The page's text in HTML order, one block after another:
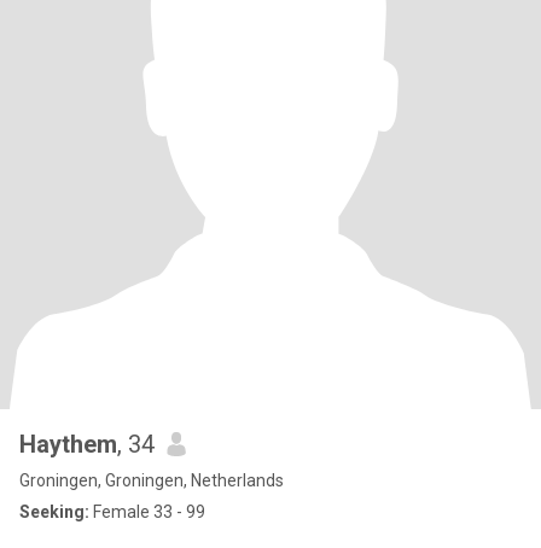
Haythem, 34
Groningen, Groningen, Netherlands
Seeking: Female 33 - 99